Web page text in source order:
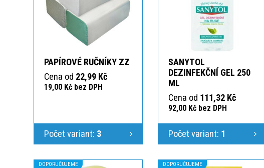
PAPÍROVÉ RUČNÍKY ZZ
Cena od 22,99 Kč
19,00 Kč bez DPH
Počet variant: 3
SANYTOL
DEZINFEKČNÍ GEL 250
ML
Cena od 111,32 Kč
92,00 Kč bez DPH
Počet variant: 1
DOPORUČUJEME
DOPORUČUJEME